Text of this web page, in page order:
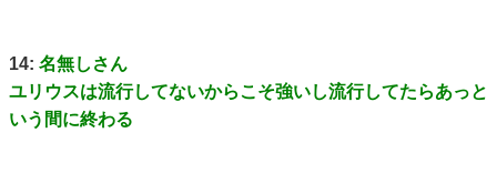
14: 名無しさん
ユリウスは流行してないからこそ強いし流行してたらあっと
いう間に終わる